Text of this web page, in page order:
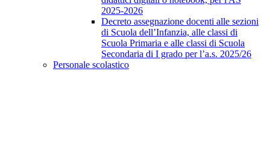
2025-2026
Decreto assegnazione docenti alle sezioni
di Scuola dell’Infanzia, alle classi di
Scuola Primaria e alle classi di Scuola
Secondaria di I grado per l’a.s. 2025/26
Personale scolastico